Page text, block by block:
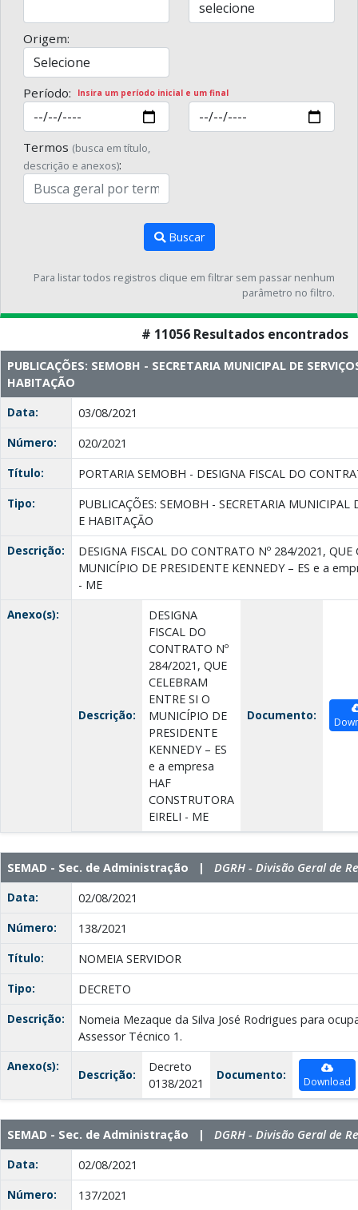
Origem:
Período: Insira um período inicial e um final
Termos (busca em título,
descrição e anexos):
Buscar
Para listar todos registros clique em filtrar sem passar nenhum
parâmetro no filtro.
# 11056 Resultados encontrados
PUBLICAÇÕES: SEMOBH - SECRETARIA MUNICIPAL DE
HABITAÇÃO
Data:
03/08/2021
Número:
020/2021
Título:
PORTARIA SEMOBH - DESIGNA FISCAL DO
Tipo:
PUBLICAÇÕES: SEMOBH - SECRETARIA MUNICIPAL
E HABITAÇÃO
Descrição:
DESIGNA FISCAL DO CONTRATO Nº 284/2021, QUE
MUNICÍPIO DE PRESIDENTE KENNEDY – ES e a
- ME
Anexo(s):
Descrição:
DESIGNA
FISCAL DO
CONTRATO Nº
284/2021, QUE
CELEBRAM
ENTRE SI O
MUNICÍPIO DE
PRESIDENTE
KENNEDY – ES
e a empresa
HAF
CONSTRUTORA
EIRELI - ME
Documento:
SEMAD - Sec. de Administração | DGRH - Divisão Geral de
Data:
02/08/2021
Número:
138/2021
Título:
NOMEIA SERVIDOR
Tipo:
DECRETO
Descrição:
Nomeia Mezaque da Silva José Rodrigues para
Assessor Técnico 1.
Anexo(s):
Descrição:
Decreto
0138/2021
Documento: Download
SEMAD - Sec. de Administração | DGRH - Divisão Geral de
Data:
02/08/2021
Número:
137/2021